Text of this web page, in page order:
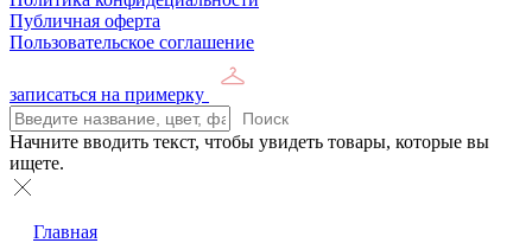
Публичная оферта
Пользовательское соглашение
записаться на примерку
Поиск
Начните вводить текст, чтобы увидеть товары, которые вы
ищете.
Главная